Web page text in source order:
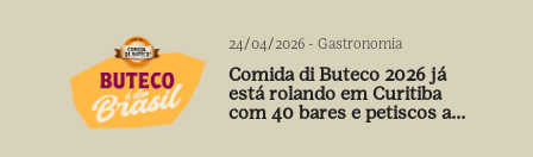
24/04/2026 - Gastronomia
Comida di Buteco 2026 já
está rolando em Curitiba
com 40 bares e petiscos a